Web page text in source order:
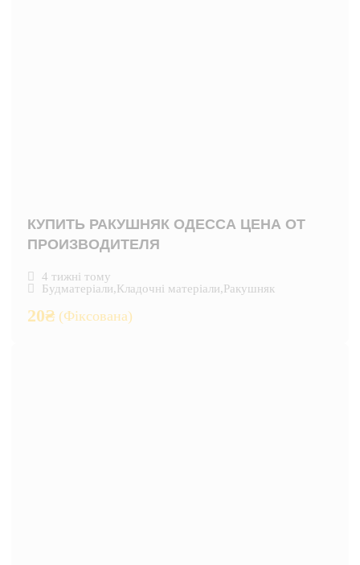
КУПИТЬ РАКУШНЯК ОДЕССА ЦЕНА ОТ
ПРОИЗВОДИТЕЛЯ
4 тижні тому
Будматеріали,Кладочні матеріали,Ракушняк
20₴ (Фіксована)